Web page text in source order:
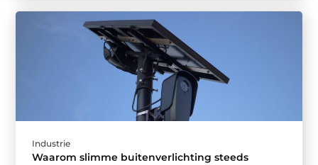
Industrie
Waarom slimme buitenverlichting steeds